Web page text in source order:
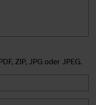
ZIP, JPG oder JPEG.